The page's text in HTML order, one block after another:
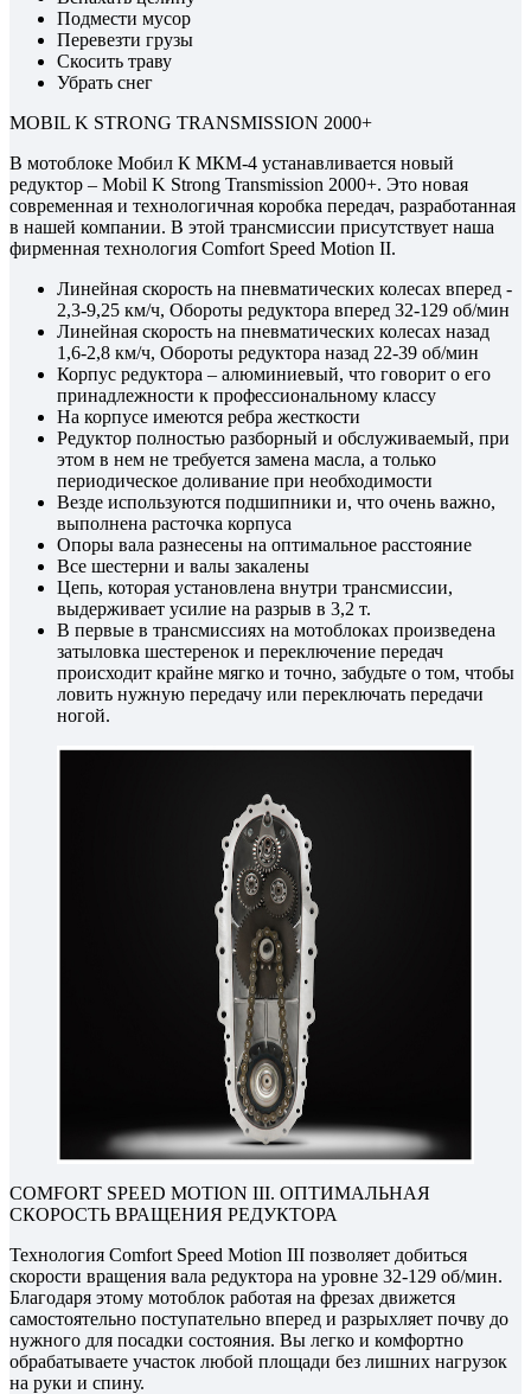
Подмести мусор
Перевезти грузы
Скосить траву
Убрать снег
MOBIL K STRONG TRANSMISSION 2000+
В мотоблоке Мобил К МКМ-4 устанавливается новый
редуктор – Mobil K Strong Transmission 2000+. Это новая
современная и технологичная коробка передач, разработанная
в нашей компании. В этой трансмиссии присутствует наша
фирменная технология Comfort Speed Motion II.
Линейная скорость на пневматических колесах вперед -
2,3-9,25 км/ч, Обороты редуктора вперед 32-129 об/мин
Линейная скорость на пневматических колесах назад
1,6-2,8 км/ч, Обороты редуктора назад 22-39 об/мин
Корпус редуктора – алюминиевый, что говорит о его
принадлежности к профессиональному классу
На корпусе имеются ребра жесткости
Редуктор полностью разборный и обслуживаемый, при
этом в нем не требуется замена масла, а только
периодическое доливание при необходимости
Везде используются подшипники и, что очень важно,
выполнена расточка корпуса
Опоры вала разнесены на оптимальное расстояние
Все шестерни и валы закалены
Цепь, которая установлена внутри трансмиссии,
выдерживает усилие на разрыв в 3,2 т.
В первые в трансмиссиях на мотоблоках произведена
затыловка шестеренок и переключение передач
происходит крайне мягко и точно, забудьте о том, чтобы
ловить нужную передачу или переключать передачи
ногой.
COMFORT SPEED MOTION III. ОПТИМАЛЬНАЯ
СКОРОСТЬ ВРАЩЕНИЯ РЕДУКТОРА
Технология Comfort Speed Motion III позволяет добиться
скорости вращения вала редуктора на уровне 32-129 об/мин.
Благодаря этому мотоблок работая на фрезах движется
самостоятельно поступательно вперед и разрыхляет почву до
нужного для посадки состояния. Вы легко и комфортно
обрабатываете участок любой площади без лишних нагрузок
на руки и спину.